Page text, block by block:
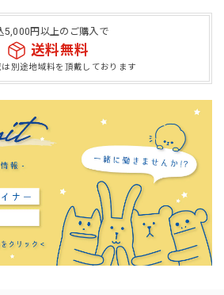
5,000円以上のご購入で
送料無料
別途地域料を頂戴しております